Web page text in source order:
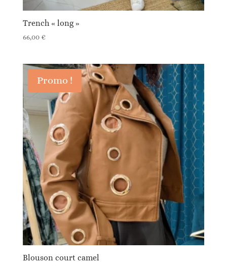
Trench « long »
66,00 €
Promo !
Blouson court camel